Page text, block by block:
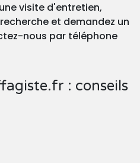
visite d'entretien,
et demandez un
nous par téléphone
: conseils